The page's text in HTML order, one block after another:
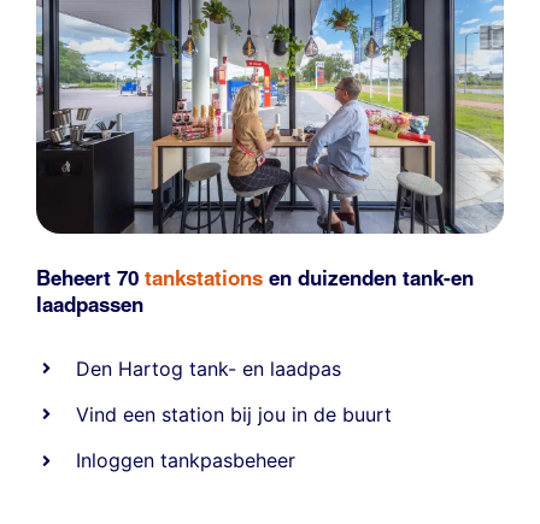
Beheert 70 tankstations en duizenden tank-en
laadpassen
Den Hartog tank- en laadpas
Vind een station bij jou in de buurt
Inloggen tankpasbeheer